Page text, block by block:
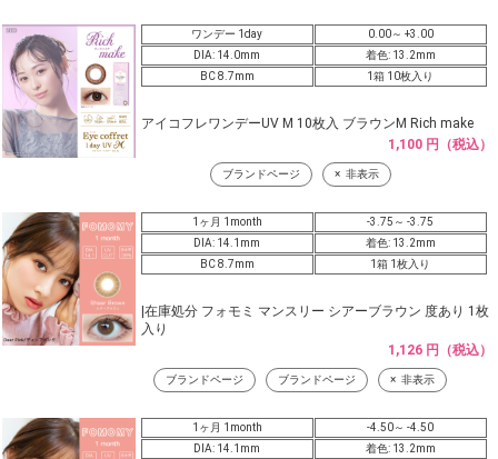
ワンデー 1day
0.00～ +3.00
DIA: 14.0mm
着色: 13.2mm
BC 8.7mm
1箱 10枚入り
アイコフレワンデーUV M 10枚入 ブラウンM Rich make
1,100 円（税込）
ブランドページ 非表示
1ヶ月 1month
-3.75～ -3.75
DIA: 14.1mm
着色: 13.2mm
BC 8.7mm
1箱 1枚入り
|在庫処分 フォモミ マンスリー シアーブラウン 度あり 1枚
入り
1,126 円（税込）
ブランドページ ブランドページ 非表示
1ヶ月 1month
-4.50～ -4.50
DIA: 14.1mm
着色: 13.2mm